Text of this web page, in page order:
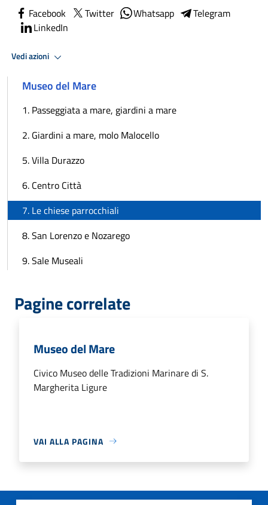
Facebook Twitter Whatsapp
Telegram
LinkedIn
Vedi azioni
Museo del Mare
1. Passeggiata a mare, giardini a mare
2. Giardini a mare, molo Malocello
5. Villa Durazzo
6. Centro Città
7. Le chiese parrocchiali
8. San Lorenzo e Nozarego
9. Sale Museali
Pagine correlate
Museo del Mare
Civico Museo delle Tradizioni Marinare di S.
Margherita Ligure
VAI ALLA PAGINA